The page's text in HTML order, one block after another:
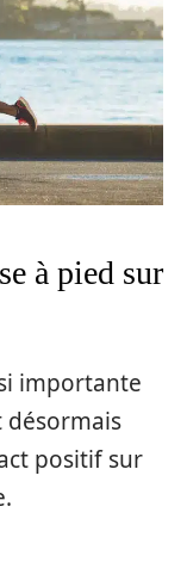
à pied sur
importante
désormais
positif sur